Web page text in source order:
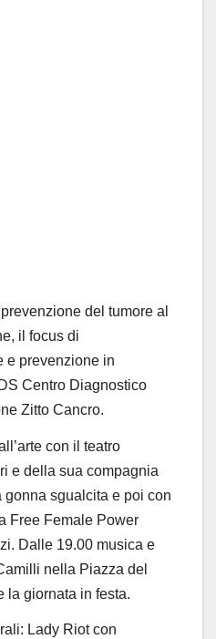
del tumore al
il focus di
e prevenzione in
Centro Diagnostico
Zitto Cancro.
con il teatro
e della sua compagnia
gonna sgualcita e poi con
Free Female Power
. Dalle 19.00 musica e
nella Piazza del
la giornata in festa.
Lady Riotcon